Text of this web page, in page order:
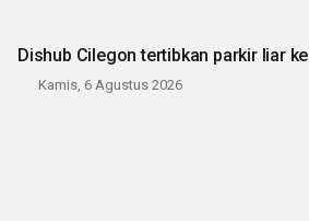
Dishub Cilegon tertibkan parkir liar
Kamis, 6 Agustus 2026